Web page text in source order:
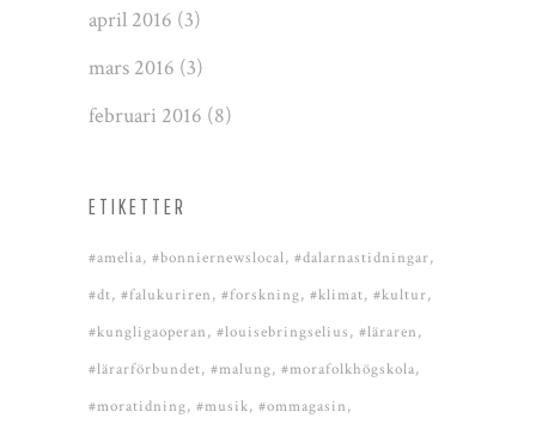
april 2016 (3)
mars 2016 (3)
februari 2016 (8)
ETIKETTER
#amelia #bonniernewslocal #dalarnastidningar
#dt #falukuriren #forskning #klimat #kultur
#kungligaoperan #louisebringselius #läraren
#lärarförbundet #malung #morafolkhögskola
#moratidning #musik #ommagasin